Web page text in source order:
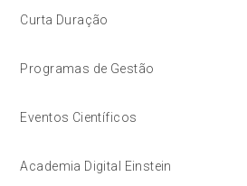
Curta Duração
Programas de Gestão
Eventos Científicos
Academia Digital Einstein